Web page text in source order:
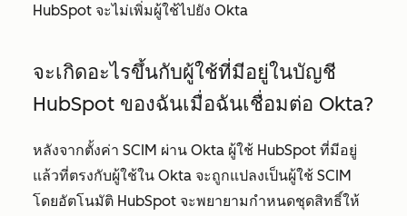
HubSpot จะไม่เพิ่มผู้ใช้ไปยัง Okta
จะเกิดอะไรขึ้นกับผู้ใช้ที่มีอยู่ในบัญชี
HubSpot ของฉันเมื่อฉันเชื่อมต่อ Okta?
หลังจากตั้งค่า SCIM ผ่าน Okta ผู้ใช้ HubSpot ที่มีอยู่
แล้วที่ตรงกับผู้ใช้ใน Okta จะถูกแปลงเป็นผู้ใช้ SCIM
โดยอัตโนมัติ HubSpot จะพยายามกำหนดชุดสิทธิ์ให้